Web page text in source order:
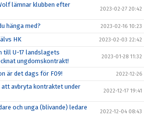
lämnar klubben efter
2023-02-27 20:42
hänga med? 2023-02-16 10:23
HK 2023-02-03 22:42
till U-17 landslagets
ungdomskontrakt!
2023-01-28 11:32
är det dags för F09! 2022-12-26
att avbryta kontraktet under
2022-12-17 19:41
och unga (blivande) ledare
2022-12-04 08:43